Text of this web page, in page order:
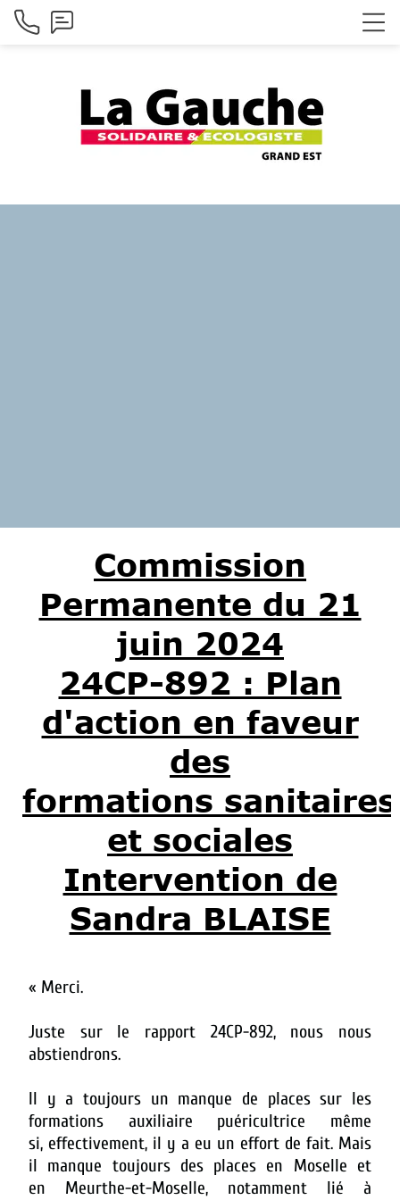
Commission
Permanente du 21
juin 2024
24CP-892 : Plan
d'action en faveur
des
formations sanitaires
et sociales
Intervention de
Sandra BLAISE
« Merci.
Juste sur le rapport 24CP-892, nous nous
abstiendrons.
Il y a toujours un manque de places sur les
formations auxiliaire puéricultrice même
si, effectivement, il y a eu un effort de fait. Mais
il manque toujours des places en Moselle et
en Meurthe-et-Moselle, notamment lié à